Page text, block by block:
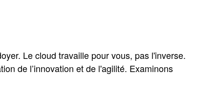
Le cloud travaille pour vous, pas l'inverse.
de l’innovation et de l'agilité. Examinons